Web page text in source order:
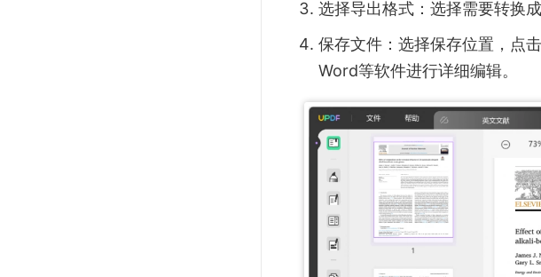
选择导出格式：选择需要转换
保存文件：选择保存位置，点
Word等软件进行详细编辑。